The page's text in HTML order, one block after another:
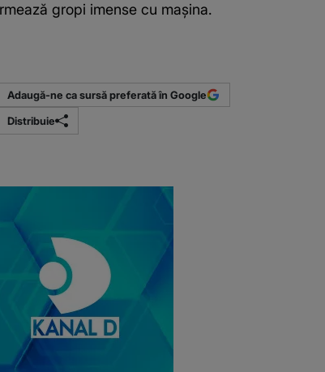
gropi imense cu mașina.
Adaugă-ne ca sursă preferată în Google
Distribuie